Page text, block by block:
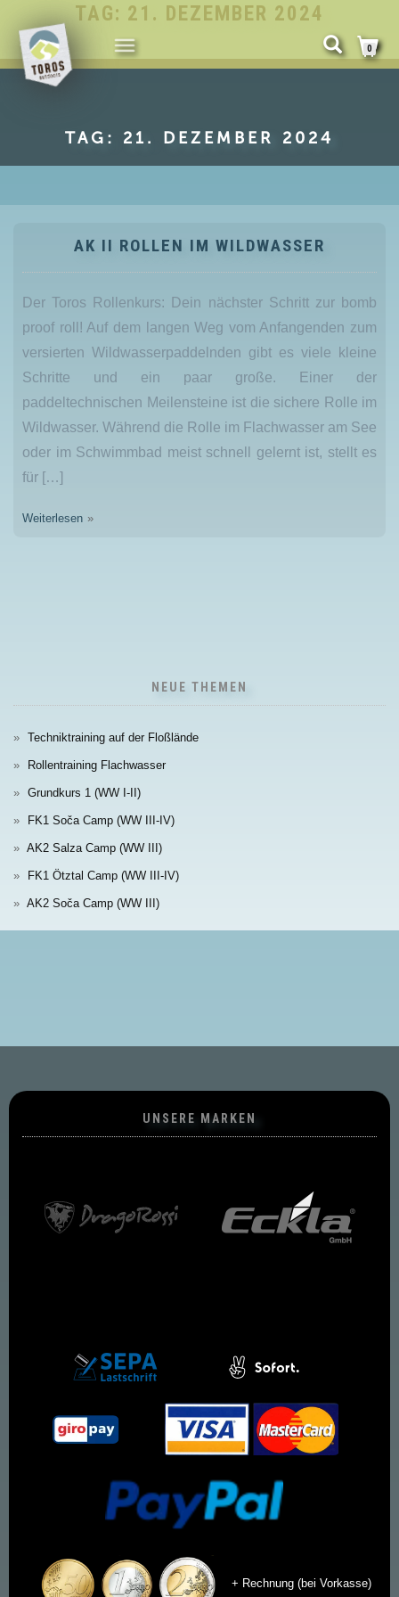
NAVIGATION
UMSCHALTEN
0
TAG: 21. DEZEMBER 2024
TAG: 21. DEZEMBER 2024
AK II ROLLEN IM WILDWASSER
Der Toros Rollenkurs: Dein nächster Schritt zur bomb
proof roll! Auf dem langen Weg vom Anfangenden zum
versierten Wildwasserpaddelnden gibt es viele kleine
Schritte und ein paar große. Einer der
paddeltechnischen Meilensteine ist die sichere Rolle im
Wildwasser. Während die Rolle im Flachwasser am See
oder im Schwimmbad meist schnell gelernt ist, stellt es
für […]
Weiterlesen
NEUE THEMEN
Techniktraining auf der Floßlände
Rollentraining Flachwasser
Grundkurs 1 (WW I-II)
FK1 Soča Camp (WW III-IV)
AK2 Salza Camp (WW III)
FK1 Ötztal Camp (WW III-IV)
AK2 Soča Camp (WW III)
UNSERE MARKEN
+ Rechnung (bei Vorkasse)